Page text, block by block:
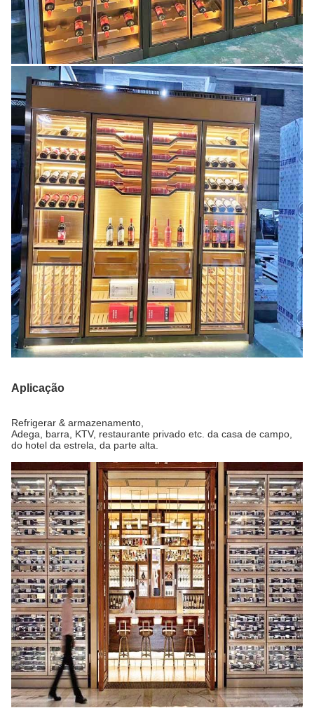
Aplicação
Refrigerar & armazenamento,
Adega, barra, KTV, restaurante privado etc. da casa de campo,
do hotel da estrela, da parte alta.